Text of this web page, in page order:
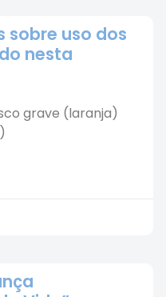
sobre uso dos
nesta
grave (laranja)